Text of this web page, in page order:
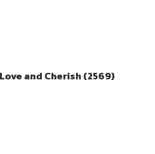
and Cherish (2569)